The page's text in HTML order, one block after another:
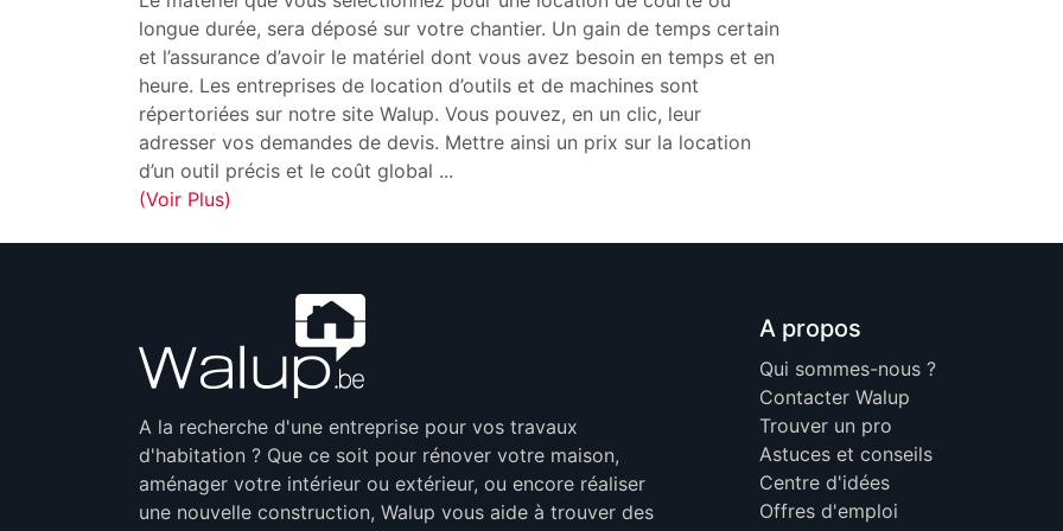
longue durée, sera déposé sur votre chantier. Un gain de temps certain
et l’assurance d’avoir le matériel dont vous avez besoin en temps et en
heure. Les entreprises de location d’outils et de machines sont
répertoriées sur notre site Walup. Vous pouvez, en un clic, leur
adresser vos demandes de devis. Mettre ainsi un prix sur la location
d’un outil précis et le coût global ...
(Voir Plus)
A la recherche d'une entreprise pour vos travaux
d'habitation ? Que ce soit pour rénover votre maison,
aménager votre intérieur ou extérieur, ou encore réaliser
une nouvelle construction, Walup vous aide à trouver des
A propos
Qui sommes-nous ?
Contacter Walup
Trouver un pro
Astuces et conseils
Centre d'idées
Offres d'emploi